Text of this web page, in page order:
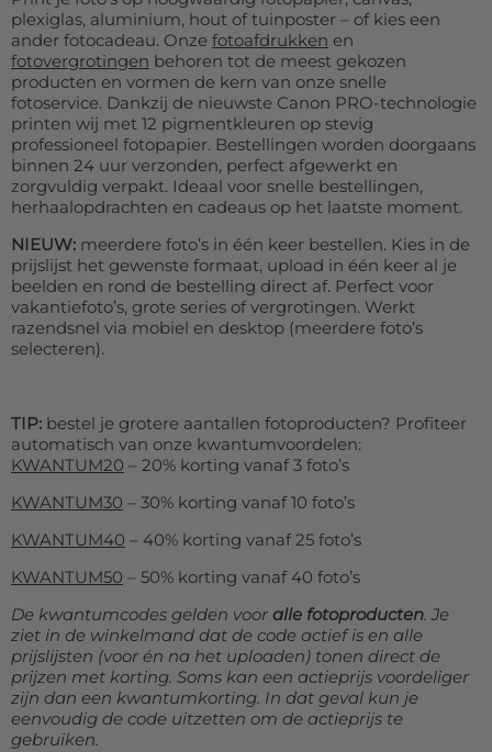
plexiglas, aluminium, hout of tuinposter – of kies een
ander fotocadeau. Onze fotoafdrukken en
fotovergrotingen behoren tot de meest gekozen
producten en vormen de kern van onze snelle
fotoservice. Dankzij de nieuwste Canon PRO-technologie
printen wij met 12 pigmentkleuren op stevig
professioneel fotopapier. Bestellingen worden doorgaans
binnen 24 uur verzonden, perfect afgewerkt en
zorgvuldig verpakt. Ideaal voor snelle bestellingen,
herhaalopdrachten en cadeaus op het laatste moment.
NIEUW: meerdere foto’s in één keer bestellen. Kies in de
prijslijst het gewenste formaat, upload in één keer al je
beelden en rond de bestelling direct af. Perfect voor
vakantiefoto’s, grote series of vergrotingen. Werkt
razendsnel via mobiel en desktop (meerdere foto’s
selecteren).
TIP: bestel je grotere aantallen fotoproducten? Profiteer
automatisch van onze kwantumvoordelen:
KWANTUM20 – 20% korting vanaf 3 foto’s
KWANTUM30 – 30% korting vanaf 10 foto’s
KWANTUM40 – 40% korting vanaf 25 foto’s
KWANTUM50 – 50% korting vanaf 40 foto’s
De kwantumcodes gelden voor alle fotoproducten. Je
ziet in de winkelmand dat de code actief is en alle
prijslijsten (voor én na het uploaden) tonen direct de
prijzen met korting. Soms kan een actieprijs voordeliger
zijn dan een kwantumkorting. In dat geval kun je
eenvoudig de code uitzetten om de actieprijs te
gebruiken.